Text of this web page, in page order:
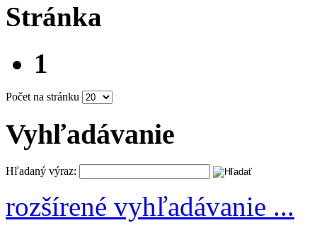
Stránka
1
Počet na stránku
Vyhľadávanie
Hľadaný výraz:
rozšírené vyhľadávanie ...